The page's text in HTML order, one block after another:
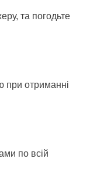
та погодьте
при отриманні
по всій